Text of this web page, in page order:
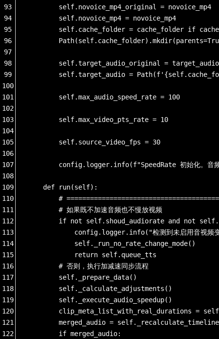
        self.novoice_mp4_original = novoice_mp4
        self.novoice_mp4 = novoice_mp4
self.cache_folder = cache_folder if
        self.target_audio_original = target_audio
self.target_audio =
        self.max_audio_speed_rate = 100
        self.max_video_pts_rate = 10
        self.source_video_fps = 30
config.logger.info(f"SpeedRate 初始化。
    def run(self):
#
        # 如果既不加速音频也不慢放视频
if not self.shoud_audiorate and not
config.logger.info("检测到未启用音视频
            self._run_no_rate_change_mode()
            return self.queue_tts
        # 否则，执行加减速同步流程
        self._prepare_data()
        self._calculate_adjustments()
        self._execute_audio_speedup()
clip_meta_list_with_real_durations =
merged_audio =
        if merged_audio:
93
94
95
96
97
98
99
100
101
102
103
104
105
106
107
108
109
110
111
112
113
114
115
116
117
118
119
120
121
122